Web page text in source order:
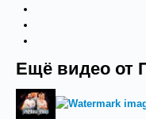
Ещё видео от